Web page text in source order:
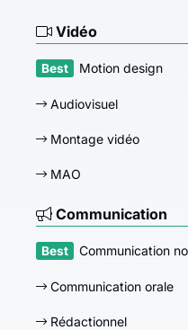
Vidéo
Motion design
Audiovisuel
Montage vidéo
MAO
Communication
Communication
Communication orale
Rédactionnel